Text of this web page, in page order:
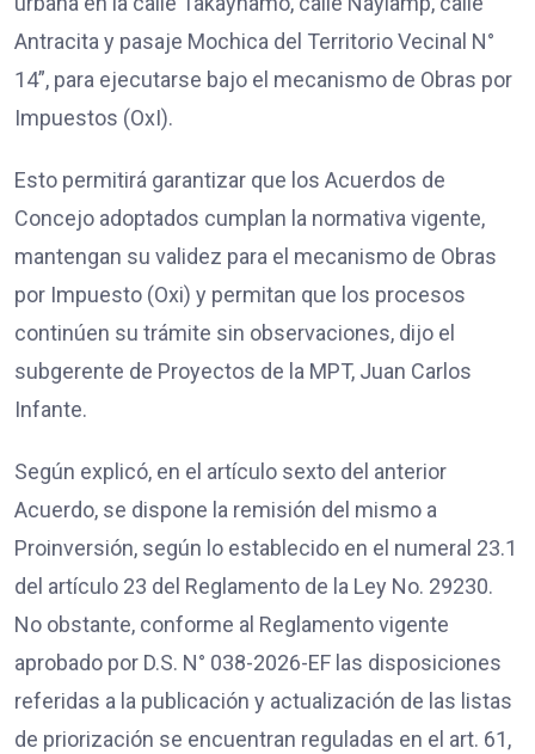
Antracita y pasaje Mochica del Territorio Vecinal N°
14”, para ejecutarse bajo el mecanismo de Obras por
Impuestos (OxI).
Esto permitirá garantizar que los Acuerdos de
Concejo adoptados cumplan la normativa vigente,
mantengan su validez para el mecanismo de Obras
por Impuesto (Oxi) y permitan que los procesos
continúen su trámite sin observaciones, dijo el
subgerente de Proyectos de la MPT, Juan Carlos
Infante.
Según explicó, en el artículo sexto del anterior
Acuerdo, se dispone la remisión del mismo a
Proinversión, según lo establecido en el numeral 23.1
del artículo 23 del Reglamento de la Ley No. 29230.
No obstante, conforme al Reglamento vigente
aprobado por D.S. N° 038-2026-EF las disposiciones
referidas a la publicación y actualización de las listas
de priorización se encuentran reguladas en el art. 61,